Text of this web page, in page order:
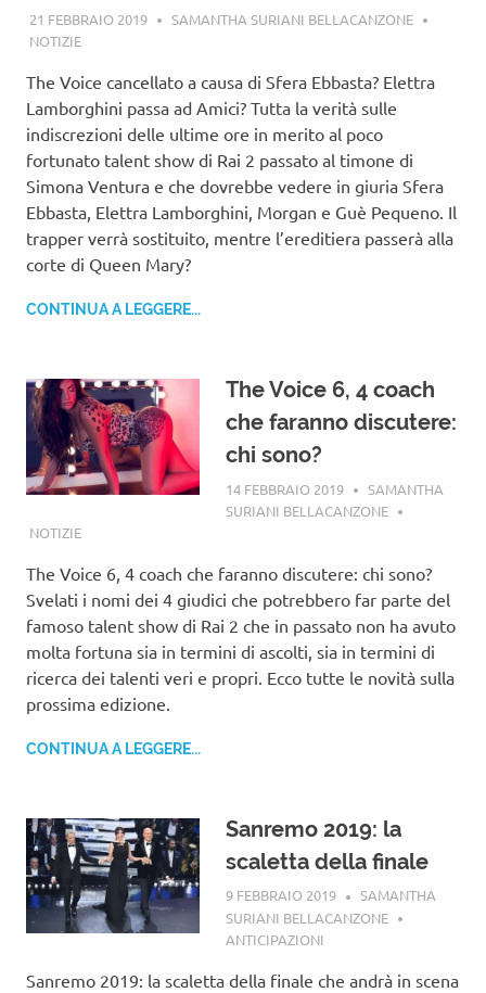
21 FEBBRAIO 2019
SAMANTHA SURIANI BELLACANZONE
NOTIZIE
The Voice cancellato a causa di Sfera Ebbasta? Elettra
Lamborghini passa ad Amici? Tutta la verità sulle
indiscrezioni delle ultime ore in merito al poco
fortunato talent show di Rai 2 passato al timone di
Simona Ventura e che dovrebbe vedere in giuria Sfera
Ebbasta, Elettra Lamborghini, Morgan e Guè Pequeno. Il
trapper verrà sostituito, mentre l’ereditiera passerà alla
corte di Queen Mary?
CONTINUA A LEGGERE...
The Voice 6, 4 coach
che faranno discutere:
chi sono?
14 FEBBRAIO 2019
SAMANTHA
SURIANI BELLACANZONE
NOTIZIE
The Voice 6, 4 coach che faranno discutere: chi sono?
Svelati i nomi dei 4 giudici che potrebbero far parte del
famoso talent show di Rai 2 che in passato non ha avuto
molta fortuna sia in termini di ascolti, sia in termini di
ricerca dei talenti veri e propri. Ecco tutte le novità sulla
prossima edizione.
CONTINUA A LEGGERE...
Sanremo 2019: la
scaletta della finale
9 FEBBRAIO 2019
SAMANTHA
SURIANI BELLACANZONE
ANTICIPAZIONI
Sanremo 2019: la scaletta della finale che andrà in scena